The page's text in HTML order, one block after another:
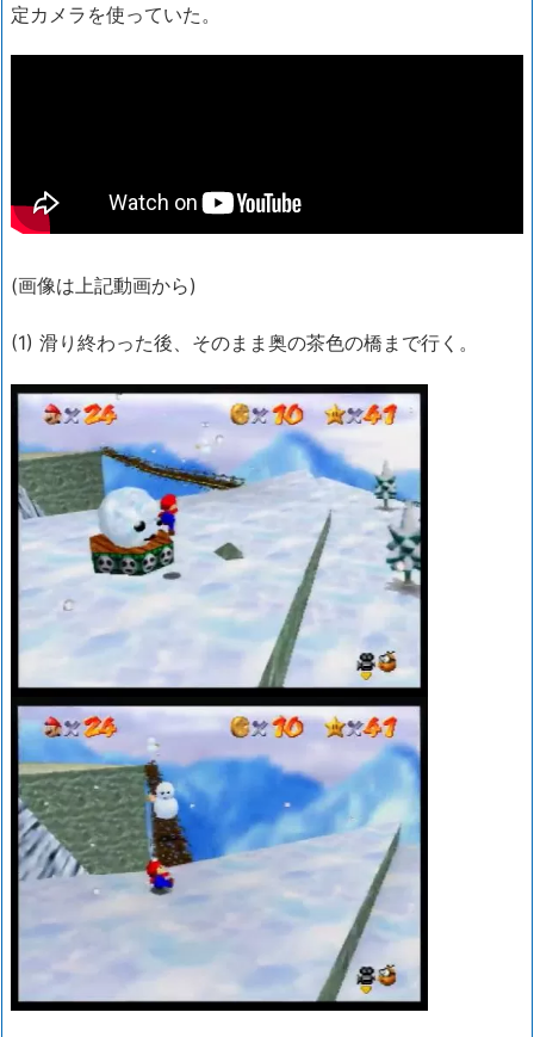
定カメラを使っていた。
(画像は上記動画から)
(1) 滑り終わった後、そのまま奥の茶色の橋まで行く。